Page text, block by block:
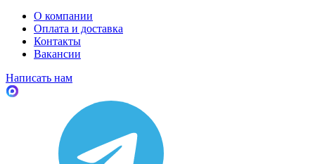
О компании
Оплата и доставка
Контакты
Вакансии
Написать нам